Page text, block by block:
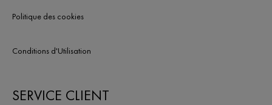
Politique des cookies
Conditions d'Utilisation
SERVICE CLIENT